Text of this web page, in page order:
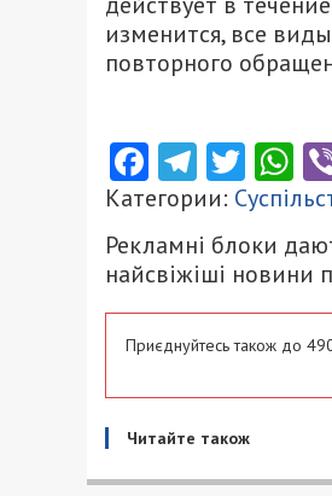
изменится, все
повторного
Facebook
Категории:
Рекламні блоки
найсвіжіші новини
Приєднуйтесь також до
Читайте також